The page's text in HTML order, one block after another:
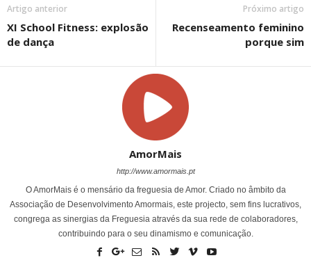
Artigo anterior
XI School Fitness: explosão
de dança
Próximo artigo
Recenseamento feminino
porque sim
AmorMais
http://www.amormais.pt
O AmorMais é o mensário da freguesia de Amor. Criado no âmbito da
Associação de Desenvolvimento Amormais, este projecto, sem fins lucrativos,
congrega as sinergias da Freguesia através da sua rede de colaboradores,
contribuindo para o seu dinamismo e comunicação.